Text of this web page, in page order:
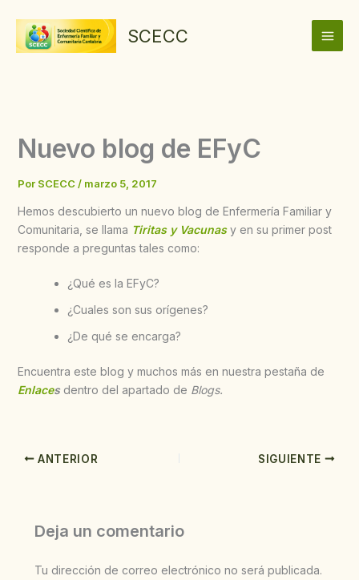
contenido
SCECC
Nuevo blog de EFyC
Por SCECC / marzo 5, 2017
Hemos descubierto un nuevo blog de Enfermería Familiar y
Comunitaria, se llama Tiritas y Vacunasy en su primer post
responde a preguntas tales como:
¿Qué es la EFyC?
¿Cuales son sus orígenes?
¿De qué se encarga?
Encuentra este blog y muchos más en nuestra pestaña de
Enlaces dentro del apartado de Blogs.
ANTERIOR SIGUIENTE
Deja un comentario
Tu dirección de correo electrónico no será publicada.